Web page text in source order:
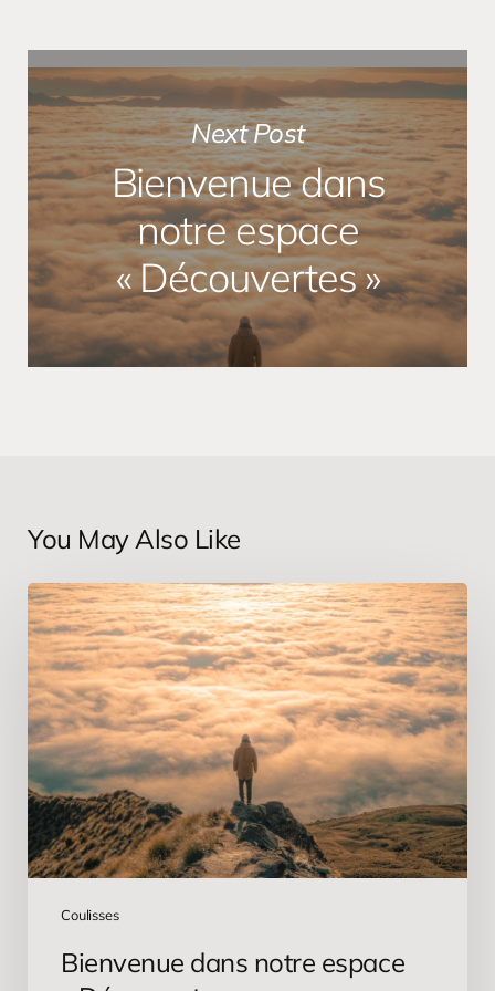
Next Post
Bienvenue dans
notre espace
« Découvertes »
You May Also Like
Coulisses
Bienvenue
dans
notre
espace
« Découvertes »
Bienvenue dans notre espace